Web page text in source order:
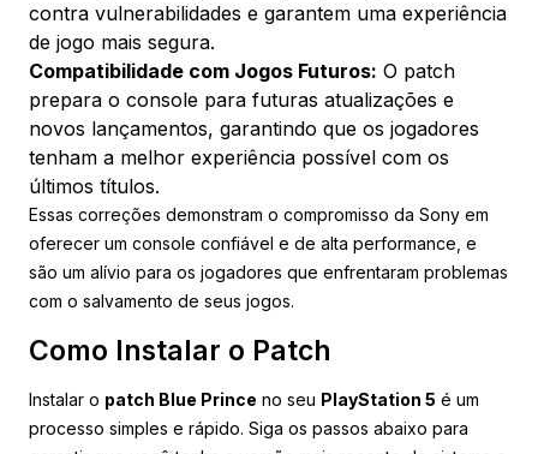
contra vulnerabilidades e garantem uma experiência
de jogo mais segura.
Compatibilidade com Jogos Futuros: O patch
prepara o console para futuras atualizações e
novos lançamentos, garantindo que os jogadores
tenham a melhor experiência possível com os
últimos títulos.
Essas correções demonstram o compromisso da Sony em
oferecer um console confiável e de alta performance, e
são um alívio para os jogadores que enfrentaram problemas
com o salvamento de seus jogos.
Como Instalar o Patch
Instalar o patch Blue Prince no seu PlayStation 5 é um
processo simples e rápido. Siga os passos abaixo para